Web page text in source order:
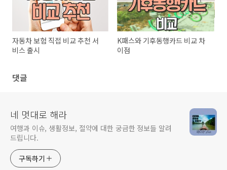
자동차 보험 직접 비교 추천 서
비스 출시
K패스와 기후동행카드 비교 차
이점
댓글
네 멋대로 해라
여행과 이슈, 생활정보, 절약에 대한 궁금한 정보들 알려
드립니다.
구독하기